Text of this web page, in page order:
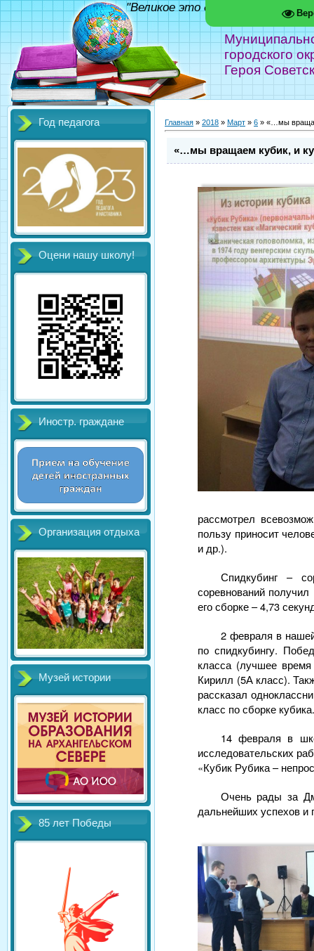
городского
Героя
"Великое это дело - школа!"
Год педагога
Оцени нашу школу!
Иностр. граждане
Организация отдыха
Музей истории
85 лет Победы
Главная » 2018 » Март » 6 » «…мы
«…мы вращаем кубик, и
рассмотрел
пользу приносит
и др.).
Спидкубинг –
соревнований
его сборке – 4,73
2 февраля в
по спидкубингу.
класса (лучшее
Кирилл (5А класс).
рассказал
класс по сборке
14 февраля в
исследовательских
«Кубик Рубика –
Очень рады за
дальнейших успехов и